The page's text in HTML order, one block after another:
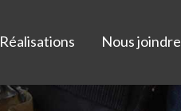
Réalisations Nous joindre